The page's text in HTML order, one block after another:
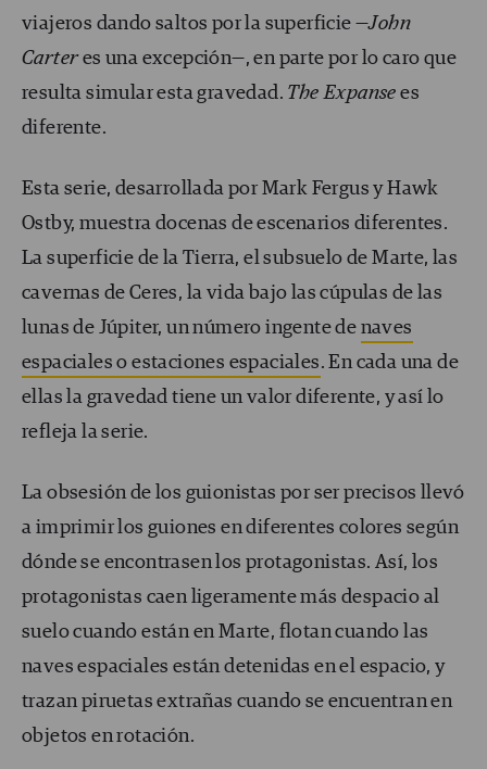
viajeros dando saltos por la superficie —John
Carteres una excepción—, en parte por lo caro que
resulta simular esta gravedad. The Expanse es
diferente.
Esta serie, desarrollada por Mark Fergus y Hawk
Ostby, muestra docenas de escenarios diferentes.
La superficie de la Tierra, el subsuelo de Marte, las
cavernas de Ceres, la vida bajo las cúpulas de las
lunas de Júpiter, un número ingente de naves
espaciales o estaciones espaciales. En cada una de
ellas la gravedad tiene un valor diferente, y así lo
refleja la serie.
La obsesión de los guionistas por ser precisos llevó
a imprimir los guiones en diferentes colores según
dónde se encontrasen los protagonistas. Así, los
protagonistas caen ligeramente más despacio al
suelo cuando están en Marte, flotan cuando las
naves espaciales están detenidas en el espacio, y
trazan piruetas extrañas cuando se encuentran en
objetos en rotación.